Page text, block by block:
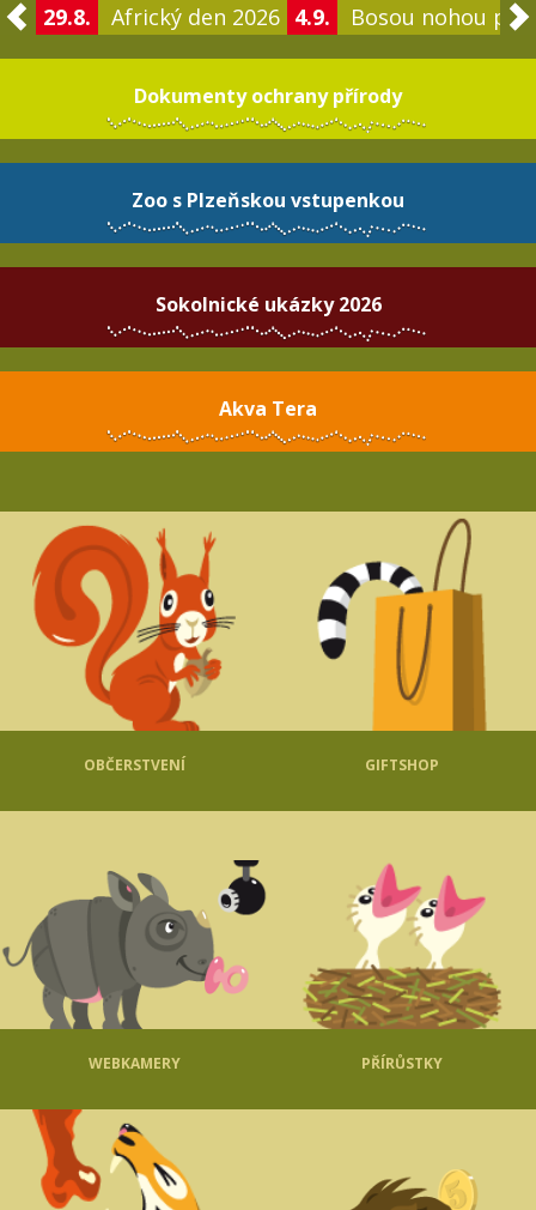
29.8. Africký den 2026 4.9. Bosou nohou po
Dokumenty ochrany přírody
Zoo s Plzeňskou vstupenkou
Sokolnické ukázky 2026
Akva Tera
OBČERSTVENÍ GIFTSHOP
WEBKAMERY PŘÍRŮSTKY